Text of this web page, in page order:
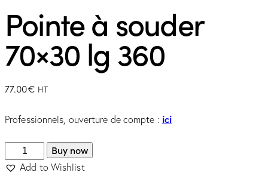
Pointe à souder
70×30 lg 360
77.00€ HT
Professionnels, ouverture de compte : ici
Buy now
Add to Wishlist